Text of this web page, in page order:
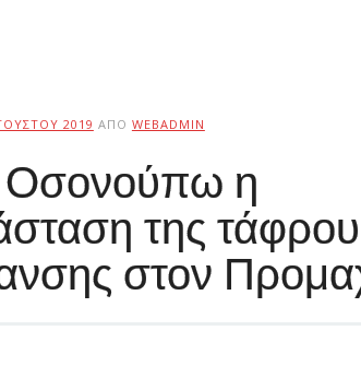
2019 ΑΠΌ WEBADMIN
Οσονούπω η
της τάφρου
στον